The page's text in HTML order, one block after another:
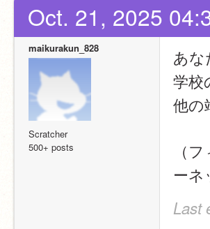
Oct. 21, 2025
maikurakun_828
Scratcher
500+ posts
あな
学校
他の
（
ー
Last